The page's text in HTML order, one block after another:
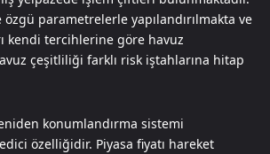
parametrelerle yapılandırılmakta ve
kendi tercihlerine göre havuz
çeşitliliği farklı risk iştahlarına hitap
konumlandırma sistemi
özelliğidir. Piyasa fiyatı hareket